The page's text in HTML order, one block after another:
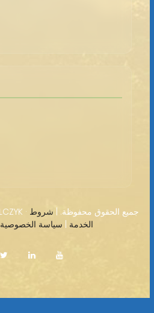
2026 DANIELCZYK · جميع الحقوق محفوظة. | شروط
الخدمة
سياسة الخصوصية